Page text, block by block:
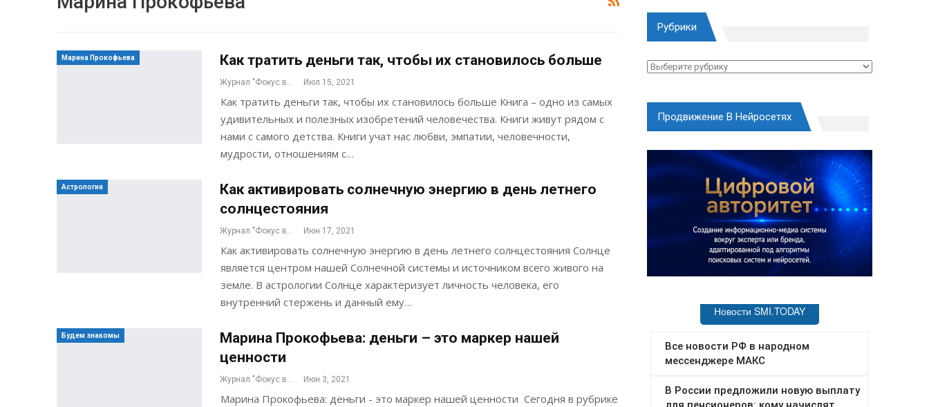
Марина Прокофьева Как тратить деньги так, чтобы их становилось больше
Журнал "Фокус внимания" Июл 15, 2021
Как тратить деньги так, чтобы их становилось больше Книга – одно из самых
удивительных и полезных изобретений человечества. Книги живут рядом с
нами с самого детства. Книги учат нас любви, эмпатии, человечности,
мудрости, отношениям с…
Астрология
Как активировать солнечную энергию в день летнего
солнцестояния
Журнал "Фокус внимания" Июн 17, 2021
Как активировать солнечную энергию в день летнего солнцестояния Солнце
является центром нашей Солнечной системы и источником всего живого на
земле. В астрологии Солнце характеризует личность человека, его
внутренний стержень и данный ему…
Будем знакомы
Марина Прокофьева: деньги – это маркер нашей
ценности
Журнал "Фокус внимания" Июн 3, 2021
Марина Прокофьева: деньги - это маркер нашей ценности Сегодня в рубрике
Рубрики
Рубрики
Продвижение В Нейросетях